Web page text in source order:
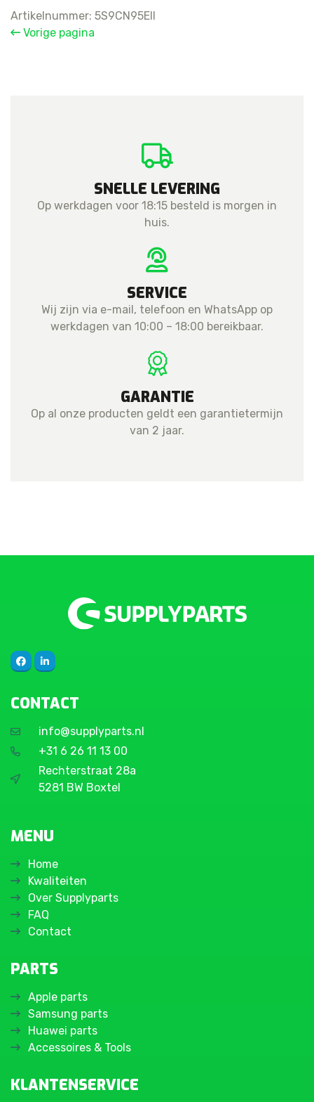
Front-
facing
Artikelnummer: 5S9CN95EII
Vorige pagina
SNELLE LEVERING
Op werkdagen voor 18:15 besteld is morgen in
huis.
SERVICE
Wij zijn via e-mail, telefoon en WhatsApp op
werkdagen van 10:00 – 18:00 bereikbaar.
GARANTIE
Op al onze producten geldt een garantietermijn
van 2 jaar.
CONTACT
info@supplyparts.nl
+31 6 26 11 13 00
Rechterstraat 28a
5281 BW Boxtel
MENU
Home
Kwaliteiten
Over Supplyparts
FAQ
Contact
PARTS
Apple parts
Samsung parts
Huawei parts
Accessoires & Tools
KLANTENSERVICE